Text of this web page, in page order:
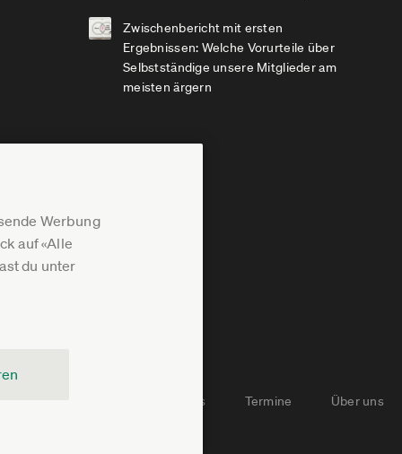
Werbung
auf «Alle
du unter
Zwischenbericht mit ersten
Ergebnissen: Welche Vorurteile über
Selbstständige unsere Mitglieder am
meisten ärgern
Jobs Termine Über uns